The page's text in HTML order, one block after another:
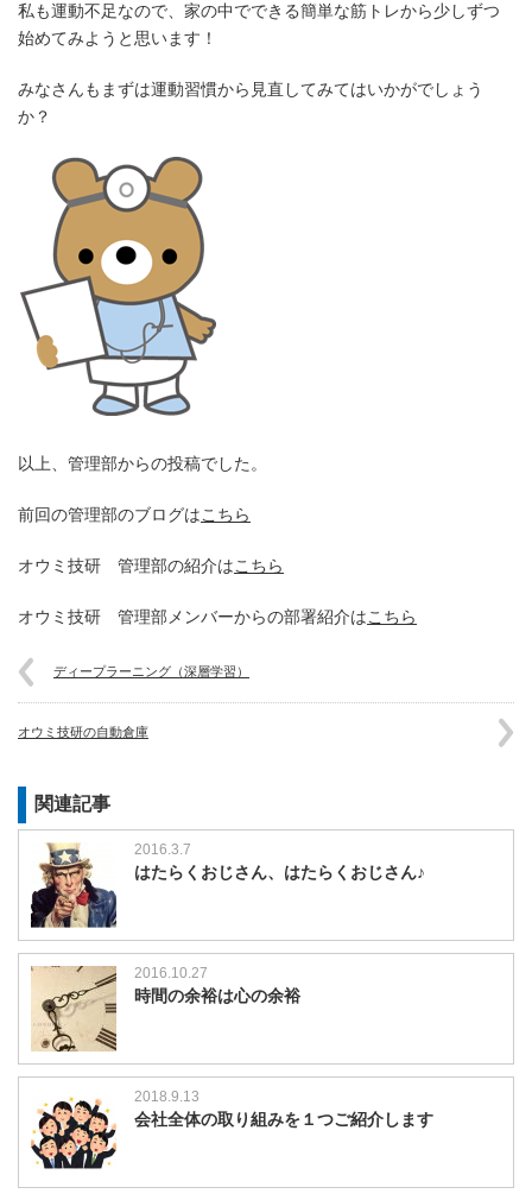
私も運動不足なので、家の中でできる簡単な筋トレから少しずつ
始めてみようと思います！
みなさんもまずは運動習慣から見直してみてはいかがでしょう
か？
以上、管理部からの投稿でした。
前回の管理部のブログはこちら
オウミ技研 管理部の紹介はこちら
オウミ技研 管理部メンバーからの部署紹介はこちら
ディープラーニング（深層学習）
オウミ技研の自動倉庫
関連記事
2016.3.7
はたらくおじさん、はたらくおじさん♪
2016.10.27
時間の余裕は心の余裕
2018.9.13
会社全体の取り組みを１つご紹介します